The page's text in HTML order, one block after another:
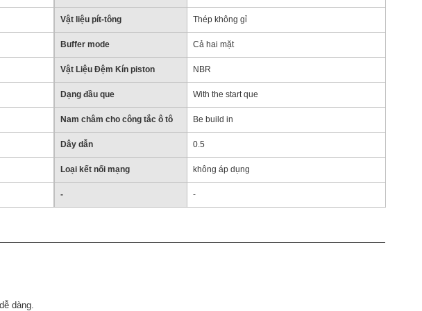
Vật liệu pít-tông Thép không gỉ
Buffer mode Cả hai mặt
Vật Liệu Đệm Kín piston NBR
Dạng đầu que With the start que
Nam châm cho công tắc ô tô Be build in
Dây dẫn 0.5
Loại kết nối mạng không áp dụng
- -
dàng.